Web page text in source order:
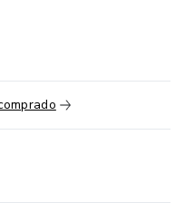
clientes buscam para
saudável
comprar de você